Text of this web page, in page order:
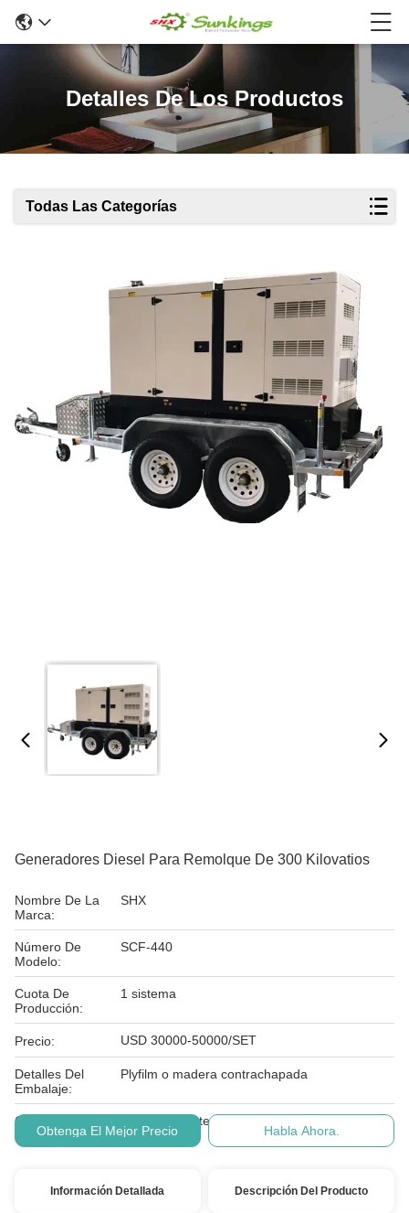
Detalles De Los Productos
Todas Las Categorías
Generadores Diesel Para Remolque De 300 Kilovatios
Nombre De La
Marca:
SHX
Número De
Modelo:
SCF-440
Cuota De
Producción:
1 sistema
Precio: USD 30000-50000/SET
Detalles Del
Embalaje:
Plyfilm o madera contrachapada
Condiciones De
Pago:
L/C, T/T, Western Union, MoneyGram
Obtenga El Mejor Precio Habla Ahora.
Información Detallada Descripción Del Producto